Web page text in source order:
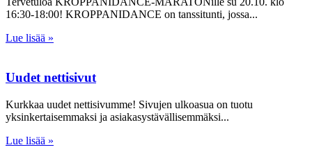
16:30-18:00! KROPPANIDANCE on tanssitunti, jossa
Lue lisää »
Uudet nettisivut
Kurkkaa uudet nettisivumme! Sivujen ulkoasua on tuotu
yksinkertaisemmaksi ja asiakasystävällisemmäksi
Lue lisää »